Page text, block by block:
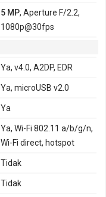
5 MP, Aperture F/2.2,
1080p@30fps
Ya, v4.0, A2DP, EDR
Ya, microUSB v2.0
Ya
Ya, Wi-Fi 802.11 a/b/g/n,
Wi-Fi direct, hotspot
Tidak
Tidak